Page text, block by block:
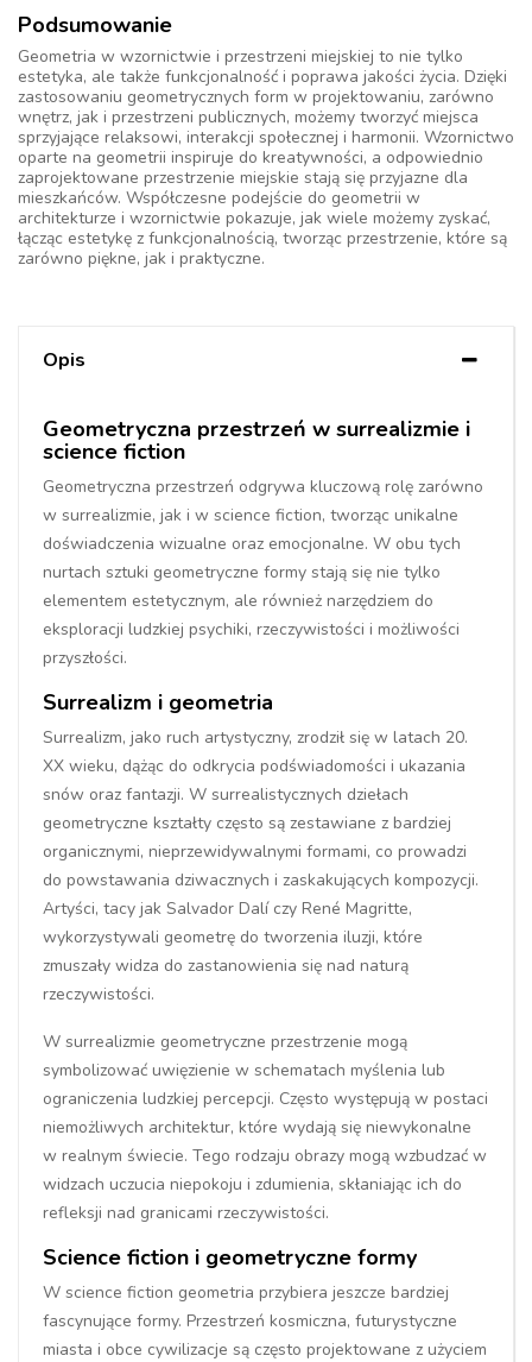
Podsumowanie
Geometria w wzornictwie i przestrzeni miejskiej to nie tylko
estetyka, ale także funkcjonalność i poprawa jakości życia. Dzięki
zastosowaniu geometrycznych form w projektowaniu, zarówno
wnętrz, jak i przestrzeni publicznych, możemy tworzyć miejsca
sprzyjające relaksowi, interakcji społecznej i harmonii. Wzornictwo
oparte na geometrii inspiruje do kreatywności, a odpowiednio
zaprojektowane przestrzenie miejskie stają się przyjazne dla
mieszkańców. Współczesne podejście do geometrii w
architekturze i wzornictwie pokazuje, jak wiele możemy zyskać,
łącząc estetykę z funkcjonalnością, tworząc przestrzenie, które są
zarówno piękne, jak i praktyczne.
Opis
Geometryczna przestrzeń w surrealizmie i
science fiction
Geometryczna przestrzeń odgrywa kluczową rolę zarówno
w surrealizmie, jak i w science fiction, tworząc unikalne
doświadczenia wizualne oraz emocjonalne. W obu tych
nurtach sztuki geometryczne formy stają się nie tylko
elementem estetycznym, ale również narzędziem do
eksploracji ludzkiej psychiki, rzeczywistości i możliwości
przyszłości.
Surrealizm i geometria
Surrealizm, jako ruch artystyczny, zrodził się w latach 20.
XX wieku, dążąc do odkrycia podświadomości i ukazania
snów oraz fantazji. W surrealistycznych dziełach
geometryczne kształty często są zestawiane z bardziej
organicznymi, nieprzewidywalnymi formami, co prowadzi
do powstawania dziwacznych i zaskakujących kompozycji.
Artyści, tacy jak Salvador Dalí czy René Magritte,
wykorzystywali geometrę do tworzenia iluzji, które
zmuszały widza do zastanowienia się nad naturą
rzeczywistości.
W surrealizmie geometryczne przestrzenie mogą
symbolizować uwięzienie w schematach myślenia lub
ograniczenia ludzkiej percepcji. Często występują w postaci
niemożliwych architektur, które wydają się niewykonalne
w realnym świecie. Tego rodzaju obrazy mogą wzbudzać w
widzach uczucia niepokoju i zdumienia, skłaniając ich do
refleksji nad granicami rzeczywistości.
Science fiction i geometryczne formy
W science fiction geometria przybiera jeszcze bardziej
fascynujące formy. Przestrzeń kosmiczna, futurystyczne
miasta i obce cywilizacje są często projektowane z użyciem